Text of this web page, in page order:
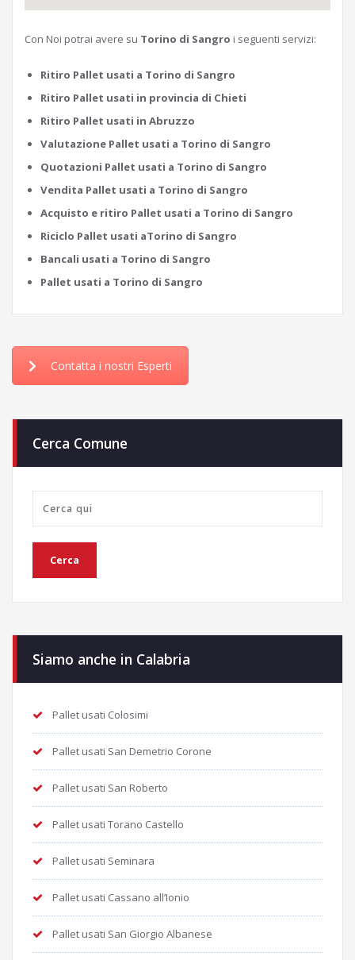
Con Noi potrai avere su Torino di Sangro i seguenti servizi:
Ritiro Pallet usati a Torino di Sangro
Ritiro Pallet usati in provincia di Chieti
Ritiro Pallet usati in Abruzzo
Valutazione Pallet usati a Torino di Sangro
Quotazioni Pallet usati a Torino di Sangro
Vendita Pallet usati a Torino di Sangro
Acquisto e ritiro Pallet usati a Torino di Sangro
Riciclo Pallet usati aTorino di Sangro
Bancali usati a Torino di Sangro
Pallet usati a Torino di Sangro
Contatta i nostri Esperti
Cerca Comune
Siamo anche in Calabria
Pallet usati Colosimi
Pallet usati San Demetrio Corone
Pallet usati San Roberto
Pallet usati Torano Castello
Pallet usati Seminara
Pallet usati Cassano all’Ionio
Pallet usati San Giorgio Albanese